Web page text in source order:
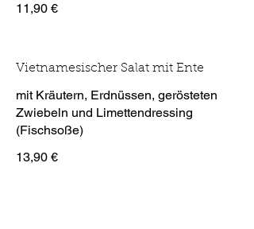
11,90 €
Vietnamesischer Salat mit Ente
mit Kräutern, Erdnüssen, gerösteten
Zwiebeln und Limettendressing
(Fischsoße)
13,90 €